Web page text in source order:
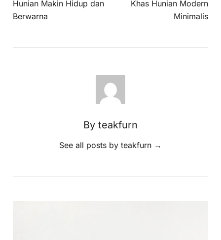
Hunian Makin Hidup dan
Berwarna
Khas Hunian Modern
Minimalis
By teakfurn
See all posts by teakfurn →